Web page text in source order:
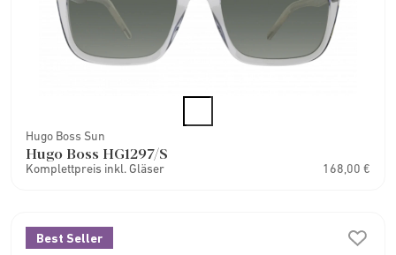
Hugo Boss Sun
Hugo Boss HG1297/S
Komplettpreis inkl. Gläser 168,00 €
Best Seller